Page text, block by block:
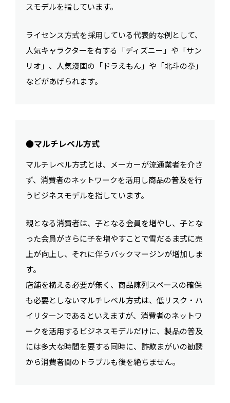
スモデルを指しています。
ライセンス方式を採用している代表的な例として、
人気キャラクターを有する「ディズニー」や「サン
リオ」、人気漫画の「ドラえもん」や「北斗の拳」
などがあげられます。
●マルチレベル方式
マルチレベル方式とは、メーカーが流通業者を介さ
ず、消費者のネットワークを活用し商品の普及を行
うビジネスモデルを指しています。
親となる消費者は、子となる会員を増やし、子とな
った会員がさらに子を増やすことで雪だるま式に売
上が向上し、それに伴うバックマージンが増加しま
す。
店舗を構える必要が無く、商品陳列スペースの確保
も必要としないマルチレベル方式は、低リスク・ハ
イリターンであるといえますが、消費者のネットワ
ークを活用するビジネスモデルだけに、製品の普及
には多大な時間を要する同時に、詐欺まがいの勧誘
から消費者間のトラブルも後を絶ちません。